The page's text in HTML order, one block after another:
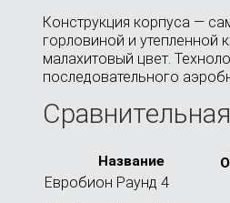
Конструкция корпуса —
горловиной и утепленной
малахитовый цвет.
последовательного
Название
Евробион Раунд 4